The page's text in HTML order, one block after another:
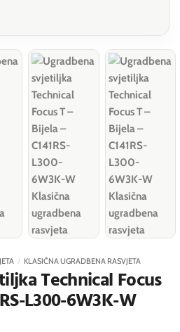
/ KLASIČNA UGRADBENA RASVJETA
Technical Focus
L300-6W3K-W